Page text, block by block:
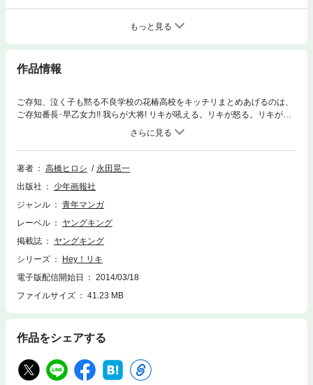
もっと見る
作品情報
ご存知、泣く子も黙る不良学校の花椿高校をキッチリまとめあげるのは、
ご存知番長･早乙女力!! 我らが大将! リキが吼える。リキが怒る。リキが走
る。リキが笑う……。超･重量級最強高校生のツッパリ青春漫画!!
著者 高橋ヒロシ
永田晃一
出版社
少年画報社
ジャンル
青年マンガ
レーベル
ヤングキング
掲載誌
ヤングキング
シリーズ
Hey！リキ
電子版配信開始日
2014/03/18
ファイルサイズ
41.23 MB
作品をシェアする